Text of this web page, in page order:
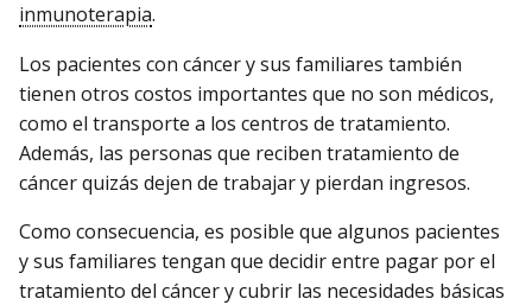
inmunoterapia.
Los pacientes con cáncer y sus familiares también
tienen otros costos importantes que no son médicos,
como el transporte a los centros de tratamiento.
Además, las personas que reciben tratamiento de
cáncer quizás dejen de trabajar y pierdan ingresos.
Como consecuencia, es posible que algunos pacientes
y sus familiares tengan que decidir entre pagar por el
tratamiento del cáncer y cubrir las necesidades básicas